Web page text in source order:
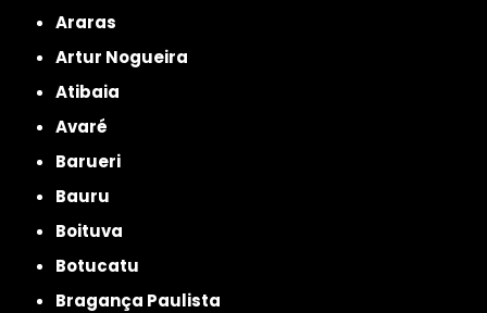
Araras
Artur Nogueira
Atibaia
Avaré
Barueri
Bauru
Boituva
Botucatu
Bragança Paulista